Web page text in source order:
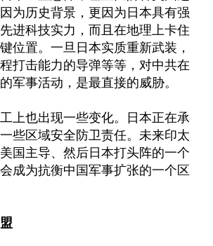
为历史背景，更因为日本具有强
进科技实力，而且在地理上卡住
位置。一旦日本实质重新武装，
打击能力的导弹等等，对中共在
军事活动，是最直接的威胁。
上也出现一些变化。日本正在承
些区域安全防卫责任。未来印太
国主导、然后日本打头阵的一个
成为抗衡中国军事扩张的一个区